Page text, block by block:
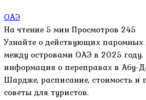
ОАЭ
На чтение 5 мин Просмотров 245
Узнайте о действующих
между островами ОАЭ в 2025
информация о переправах в Абу-
Шардже, расписание, стоимость и
советы для туристов.